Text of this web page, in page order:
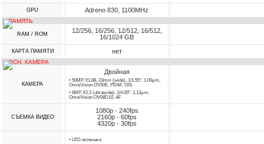
GPU Adreno 830, 1100MHz
ПАМЯТЬ
RAM / ROM
12/256, 16/256, 12/512, 16/512,
16/1024 GB
КАРТА ПАМЯТИ нет
ОСН. КАМЕРА
КАМЕРА
Двойная
• 50MP, f/1.88, 23mm (wide), 1/1.55", 1.00µm,
OmniVision OV50E, PDAF, OIS
• 8MP, f/2.2 (ultrawide), 1/4.00", 1.12µm,
OmniVision OV08D10, AF
СЪЕМКА ВИДЕО
1080p - 240fps
2160p - 60fps
4320p - 30fps
• LED-вспышка